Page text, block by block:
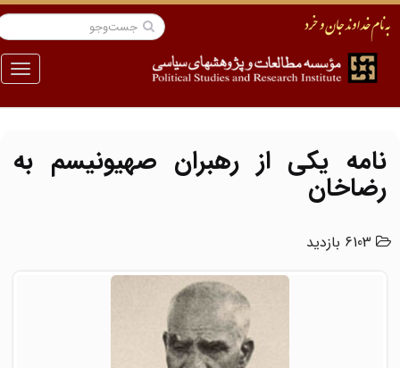
منو
نامه یکی از رهبران صهیونیسم به
رضاخان
6103 بازدید